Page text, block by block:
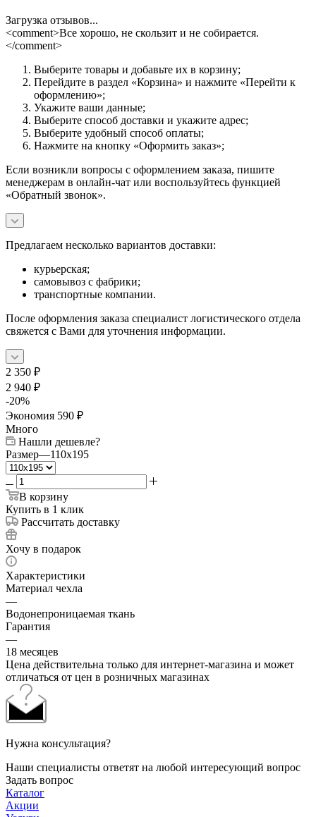
Загрузка отзывов...
<comment>Все хорошо, не скользит и не собирается.
</comment>
Выберите товары и добавьте их в корзину;
Перейдите в раздел «Корзина» и нажмите «Перейти к
оформлению»;
Укажите ваши данные;
Выберите способ доставки и укажите адрес;
Выберите удобный способ оплаты;
Нажмите на кнопку «Оформить заказ»;
Если возникли вопросы с оформлением заказа, пишите
менеджерам в онлайн-чат или воспользуйтесь функцией
«Обратный звонок».
Предлагаем несколько вариантов доставки:
курьерская;
самовывоз с фабрики;
транспортные компании.
После оформления заказа специалист логистического отдела
свяжется с Вами для уточнения информации.
2 350 ₽
2 940 ₽
-20%
Экономия 590 ₽
Много
Нашли дешевле?
Размер—110x195
В корзину
Купить в 1 клик
Рассчитать доставку
Хочу в подарок
Характеристики
Материал чехла
—
Водонепроницаемая ткань
Гарантия
—
18 месяцев
Цена действительна только для интернет-магазина и может
отличаться от цен в розничных магазинах
Нужна консультация?
Наши специалисты ответят на любой интересующий вопрос
Задать вопрос
Каталог
Акции